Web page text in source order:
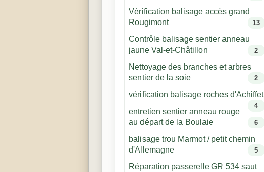
Vérification balisage accès grand
Rougimont
13
Contrôle balisage sentier anneau
jaune Val-et-Châtillon
2
Nettoyage des branches et arbres
sentier de la soie
2
vérification balisage roches d'Achiffet
4
entretien sentier anneau rouge
au départ de la Boulaie
6
balisage trou Marmot / petit chemin
d'Allemagne
5
Réparation passerelle GR 534 saut